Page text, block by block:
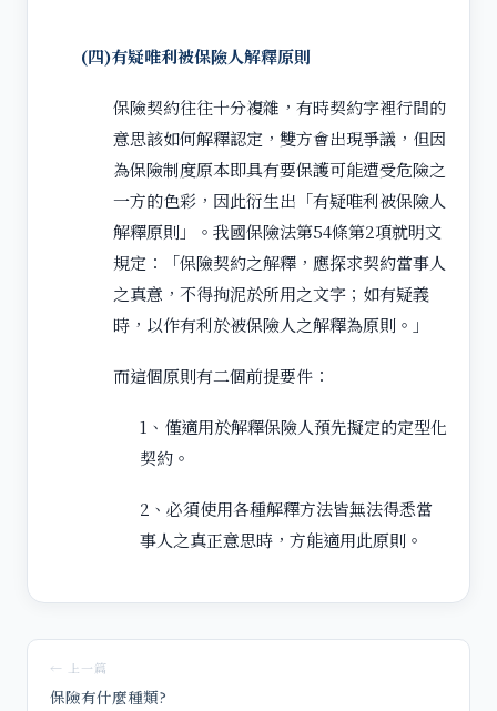
(四)有疑唯利被保險人解釋原則
保險契約往往十分複雜，有時契約字裡行間的
意思該如何解釋認定，雙方會出現爭議，但因
為保險制度原本即具有要保護可能遭受危險之
一方的色彩，因此衍生出「有疑唯利被保險人
解釋原則」。我國保險法第54條第2項就明文
規定：「保險契約之解釋，應探求契約當事人
之真意，不得拘泥於所用之文字；如有疑義
時，以作有利於被保險人之解釋為原則。」
而這個原則有二個前提要件：
1、僅適用於解釋保險人預先擬定的定型化
契約。
2、必須使用各種解釋方法皆無法得悉當
事人之真正意思時，方能適用此原則。
← 上一篇
保險有什麼種類?